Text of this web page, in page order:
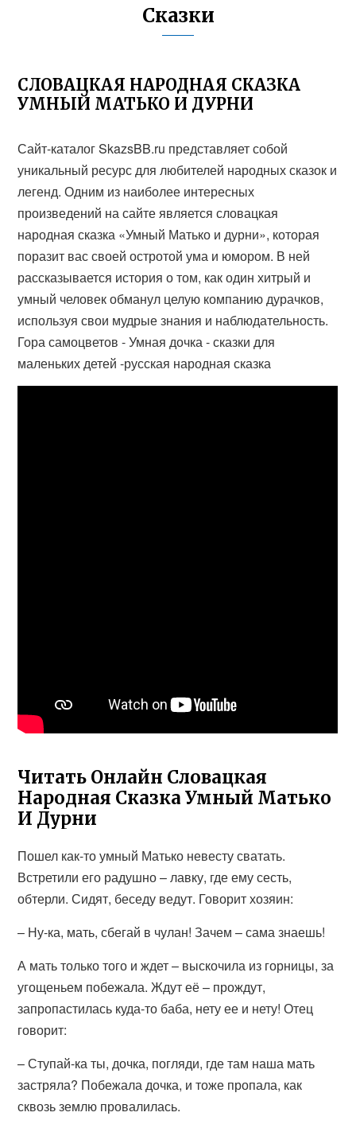
Сказки
СЛОВАЦКАЯ НАРОДНАЯ СКАЗКА
УМНЫЙ МАТЬКО И ДУРНИ
Сайт-каталог SkazsBB.ru представляет собой
уникальный ресурс для любителей народных сказок и
легенд. Одним из наиболее интересных
произведений на сайте является словацкая
народная сказка «Умный Матько и дурни», которая
поразит вас своей остротой ума и юмором. В ней
рассказывается история о том, как один хитрый и
умный человек обманул целую компанию дурачков,
используя свои мудрые знания и наблюдательность.
Гора самоцветов - Умная дочка - сказки для
маленьких детей -русская народная сказка
Читать Онлайн Словацкая
Народная Сказка Умный Матько
И Дурни
Пошел как-то умный Матько невесту сватать.
Встретили его радушно – лавку, где ему сесть,
обтерли. Сидят, беседу ведут. Говорит хозяин:
– Ну-ка, мать, сбегай в чулан! Зачем – сама знаешь!
А мать только того и ждет – выскочила из горницы, за
угощеньем побежала. Ждут её – прождут,
запропастилась куда-то баба, нету ее и нету! Отец
говорит:
– Ступай-ка ты, дочка, погляди, где там наша мать
застряла? Побежала дочка, и тоже пропала, как
сквозь землю провалилась.